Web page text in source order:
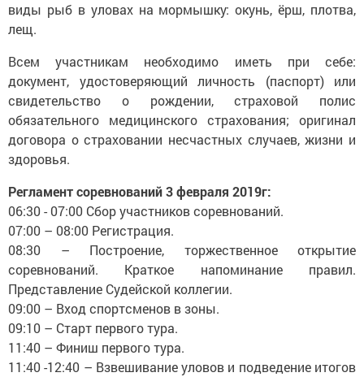
виды рыб в уловах на мормышку: окунь, ёрш, плотва,
лещ.
Всем участникам необходимо иметь при себе:
документ, удостоверяющий личность (паспорт) или
свидетельство о рождении, страховой полис
обязательного медицинского страхования; оригинал
договора о страховании несчастных случаев, жизни и
здоровья.
Регламент соревнований 3 февраля 2019г:
06:30 - 07:00 Сбор участников соревнований.
07:00 – 08:00 Регистрация.
08:30 – Построение, торжественное открытие
соревнований. Краткое напоминание правил.
Представление Судейской коллегии.
09:00 – Вход спортсменов в зоны.
09:10 – Старт первого тура.
11:40 – Финиш первого тура.
11:40 -12:40 – Взвешивание уловов и подведение итогов